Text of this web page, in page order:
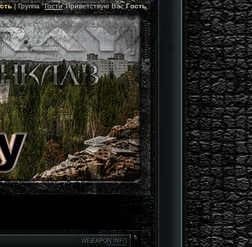
|Группа"Гости"Приветствую Вас Гость